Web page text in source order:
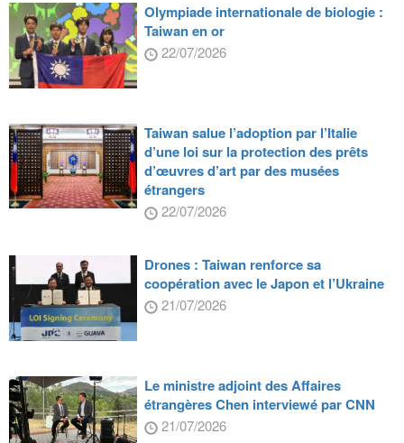
Olympiade internationale de biologie :
Taiwan en or
22/07/2026
Taiwan salue l’adoption par l’Italie
d’une loi sur la protection des prêts
d’œuvres d’art par des musées
étrangers
22/07/2026
Drones : Taiwan renforce sa
coopération avec le Japon et l’Ukraine
21/07/2026
Le ministre adjoint des Affaires
étrangères Chen interviewé par CNN
21/07/2026